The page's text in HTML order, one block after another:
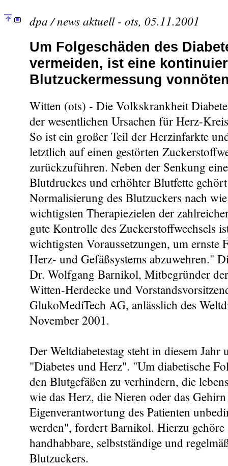
dpa / news aktuell - ots, 05.11.2001
Um Folgeschäden des
vermeiden, ist eine
Blutzuckermessung
Witten (ots) - Die Volkskrankheit
der wesentlichen Ursachen für Herz-
So ist ein großer Teil der Herzinfarkte
letztlich auf einen gestörten
zurückzuführen. Neben der Senkung
Blutdruckes und erhöhter Blutfette
Normalisierung des Blutzuckers nach
wichtigsten Therapiezielen der
gute Kontrolle des Zuckerstoffwechsels
wichtigsten Voraussetzungen, um ernste
Herz- und Gefäßsystems abzuwehren."
Dr. Wolfgang Barnikol, Mitbegründer
Witten-Herdecke und
GlukoMediTech AG, anlässlich des
November 2001.
Der Weltdiabetestag steht in diesem Jahr
"Diabetes und Herz". "Um diabetische
den Blutgefäßen zu verhindern, die
wie das Herz, die Nieren oder das
Eigenverantwortung des Patienten
werden", fordert Barnikol. Hierzu gehöre
handhabbare, selbstständige und
Blutzuckers.